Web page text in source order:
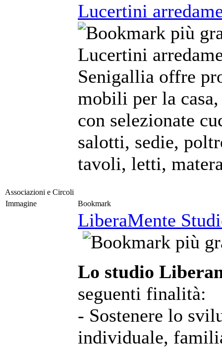
Lucertini
Lucertini
Senigallia offre
mobili per la
con selezionate
salotti, sedie,
tavoli, letti,
Associazioni e Circoli
Immagine
Bookmark
LiberaMente
Lo studio
seguenti finalità:
- Sostenere lo
individuale,